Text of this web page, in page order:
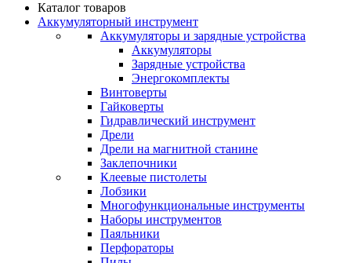
Каталог товаров
Аккумуляторный инструмент
Аккумуляторы и зарядные устройства
Аккумуляторы
Зарядные устройства
Энергокомплекты
Винтоверты
Гайковерты
Гидравлический инструмент
Дрели
Дрели на магнитной станине
Заклепочники
Клеевые пистолеты
Лобзики
Многофункциональные инструменты
Наборы инструментов
Паяльники
Перфораторы